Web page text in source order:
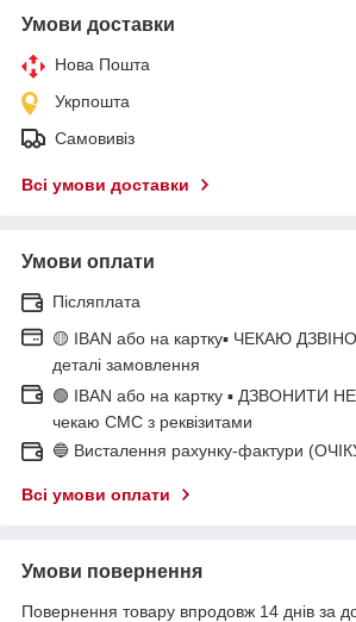
Умови доставки
Нова Пошта
Укрпошта
Самовивіз
Всі умови доставки
Умови оплати
Післяплата
🟡 IBAN або на картку▪ ЧЕКАЮ
деталі замовлення
🟢 IBAN або на картку ▪ ДЗВОНИТИ
чекаю СМС з реквізитами
🔵 Висталення рахунку-фактури
Всі умови оплати
Умови повернення
Повернення товару впродовж 14 днів за